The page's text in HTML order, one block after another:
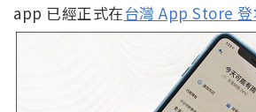
app 已經正式在台灣 App Store 登